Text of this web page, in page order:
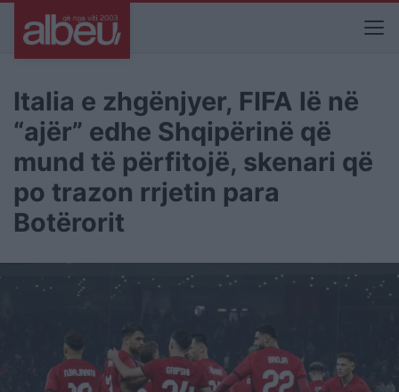
Italia e zhgënjyer, FIFA lë në
“ajër” edhe Shqipërinë që
mund të përfitojë, skenari që
po trazon rrjetin para
Botërorit